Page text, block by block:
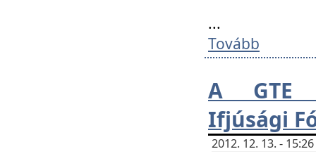
...
Tovább
A GTE
Ifjúsági
2012. 12. 13. -